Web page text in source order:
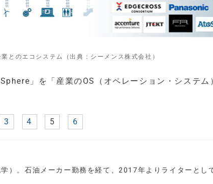
とのエコシステム（出典：シーメンス株式会社）
」を「産業のOS（オペレーション・システム
3 4 5 6
）。石油メーカー勤務を経て、2017年よりライターとし